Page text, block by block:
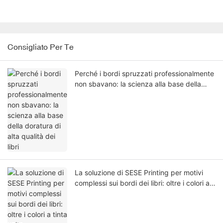
Consigliato Per Te
Perché i bordi spruzzati professionalmente
non sbavano: la scienza alla base della
La soluzione di SESE Printing per motivi
complessi sui bordi dei libri: oltre i colori a